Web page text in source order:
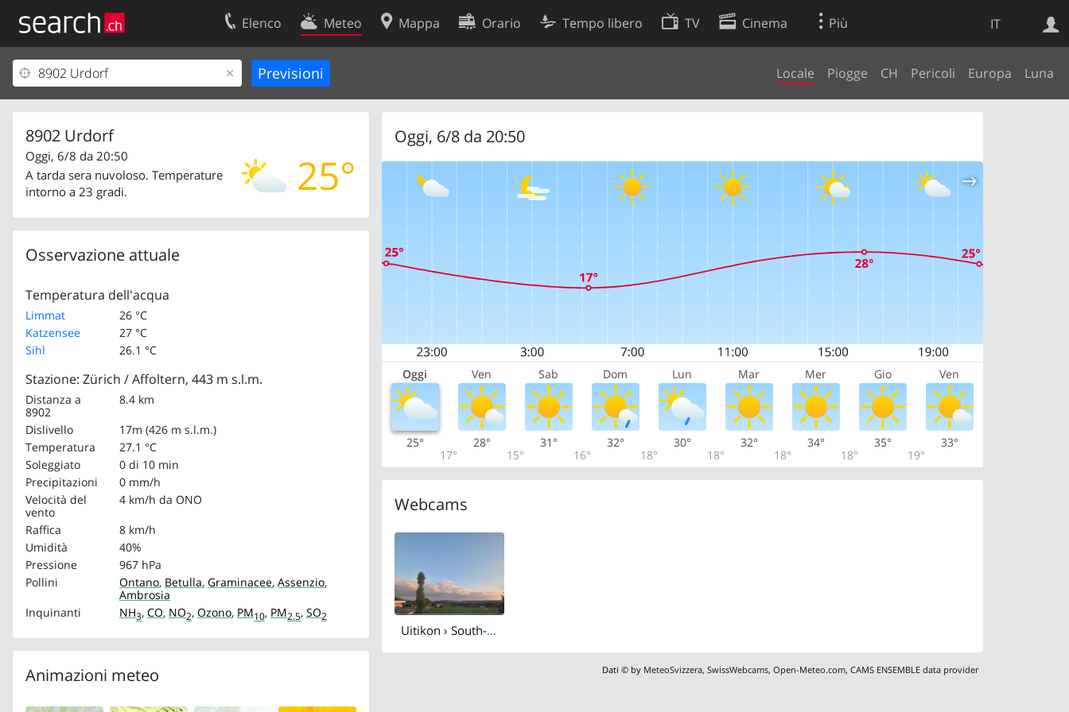
IT
Elenco Meteo Mappa Orario Tempo libero TV Cinema Più
Locale Piogge CH Pericoli Europa Luna
8902 Urdorf
25°
Oggi, 6/8 da 20:50
A tarda sera nuvoloso. Temperature
intorno a 23 gradi.
Osservazione attuale
Temperatura dell'acqua
Limmat
26 °C
Katzensee
27 °C
Sihl
26.1 °C
Stazione: Zürich / Affoltern, 443 m s.l.m.
Distanza a
8902
8.4 km
Dislivello
17m (426 m s.l.m.)
Temperatura
27.1 °C
Soleggiato
0 di 10 min
Precipitazioni
0 mm/h
Velocità del
vento
4 km/h da ONO
Raffica
8 km/h
Umidità
40%
Pressione
967 hPa
Pollini
Ontano, Betulla, Graminacee, Assenzio,
Ambrosia
Inquinanti
NH3, CO, NO2, Ozono, PM10, PM2.5, SO2
Animazioni meteo
Oggi, 6/8 da 20:50
Oggi Ven Sab Dom Lun Mar Mer Gio Ven
25°
17°
28°
15°
31°
16°
32°
18°
30°
18°
32°
18°
34°
18°
35°
19°
33°
Webcams
Uitikon › South-west
Dati © by MeteoSvizzera,SwissWebcams,Open-Meteo.com,CAMS ENSEMBLE data provider
Ricerca Web
Il vostro profolio
Area clienti
Informazioni Legali
Contatti
Condizioni d’uso
Preferenze cookie